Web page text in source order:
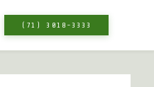
(71) 3018-3333